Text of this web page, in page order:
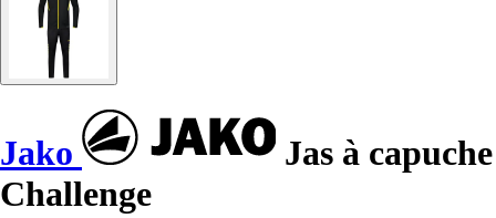
Jako
Jas à capuche
Challenge